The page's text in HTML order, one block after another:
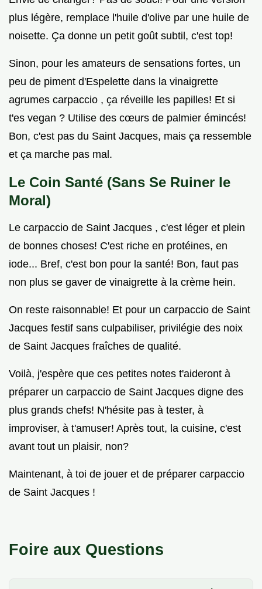
plus légère, remplace l'huile d'olive par une huile de
noisette. Ça donne un petit goût subtil, c'est top!
Sinon, pour les amateurs de sensations fortes, un
peu de piment d'Espelette dans la vinaigrette
agrumes carpaccio , ça réveille les papilles! Et si
t'es vegan ? Utilise des cœurs de palmier émincés!
Bon, c'est pas du Saint Jacques, mais ça ressemble
et ça marche pas mal.
Le Coin Santé (Sans Se Ruiner le
Moral)
Le carpaccio de Saint Jacques , c'est léger et plein
de bonnes choses! C'est riche en protéines, en
iode... Bref, c'est bon pour la santé! Bon, faut pas
non plus se gaver de vinaigrette à la crème hein.
On reste raisonnable! Et pour un carpaccio de Saint
Jacques festif sans culpabiliser, privilégie des noix
de Saint Jacques fraîches de qualité.
Voilà, j'espère que ces petites notes t'aideront à
préparer un carpaccio de Saint Jacques digne des
plus grands chefs! N'hésite pas à tester, à
improviser, à t'amuser! Après tout, la cuisine, c'est
avant tout un plaisir, non?
Maintenant, à toi de jouer et de préparer carpaccio
de Saint Jacques !
Foire aux Questions